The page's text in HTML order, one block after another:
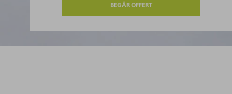
BEGÄR OFFERT